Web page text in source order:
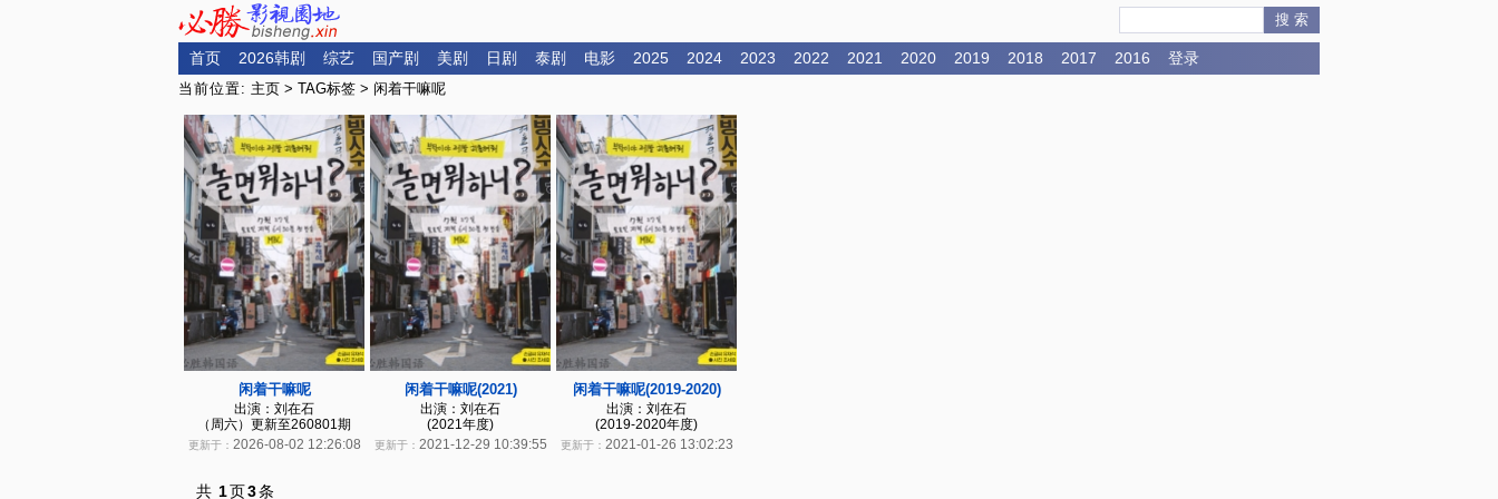
搜 索
首页 2026韩剧 综艺 国产剧 美剧 日剧 泰剧 电影 2025 2024 2023 2022 2021 2020 2019 2018 2017 2016 登录
当前位置: 主页 > TAG标签 > 闲着干嘛呢
闲着干嘛呢
出演：刘在石
（周六）更新至260801期
更新于： 2026-08-02 12:26:08
闲着干嘛呢(2021)
出演：刘在石
(2021年度)
更新于： 2021-12-29 10:39:55
闲着干嘛呢(2019-2020)
出演：刘在石
(2019-2020年度)
更新于： 2021-01-26 13:02:23
共 1页3条